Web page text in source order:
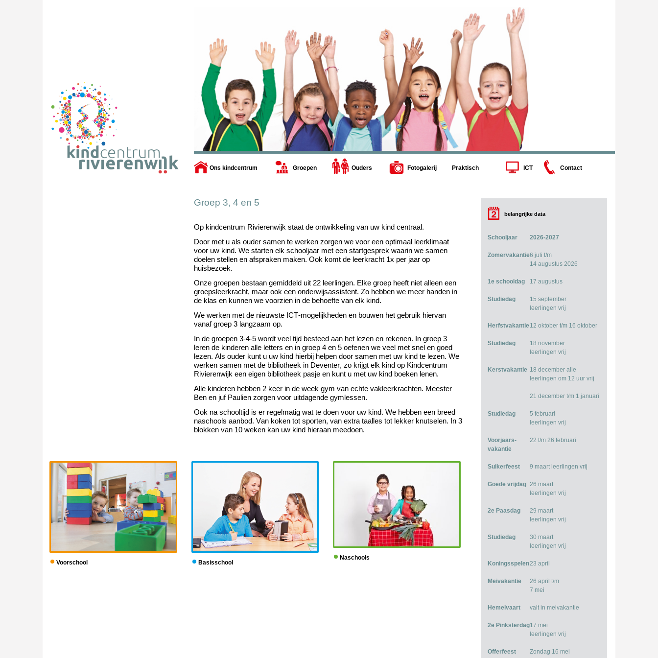
Ons kindcentrum Groepen Ouders Fotogalerij Praktisch ICT Contact
Groep 3, 4 en 5
Op kindcentrum Rivierenwijk staat de ontwikkeling van uw kind centraal.
Door met u als ouder samen te werken zorgen we voor een optimaal leerklimaat
voor uw kind. We starten elk schooljaar met een startgesprek waarin we samen
doelen stellen en afspraken maken. Ook komt de leerkracht 1x per jaar op
huisbezoek.
Onze groepen bestaan gemiddeld uit 22 leerlingen. Elke groep heeft niet alleen een
groepsleerkracht, maar ook een onderwijsassistent. Zo hebben we meer handen in
de klas en kunnen we voorzien in de behoefte van elk kind.
We werken met de nieuwste ICT-mogelijkheden en bouwen het gebruik hiervan
vanaf groep 3 langzaam op.
In de groepen 3-4-5 wordt veel tijd besteed aan het lezen en rekenen.
In groep 3
leren de kinderen alle letters en in groep 4 en 5 oefenen we veel met snel en goed
lezen. Als ouder kunt u uw kind hierbij helpen door samen met uw kind te lezen. We
werken samen met de bibliotheek in Deventer, zo krijgt elk kind op Kindcentrum
Rivierenwijk een eigen bibliotheek pasje en kunt u met uw kind boeken lenen.
Alle kinderen hebben 2 keer in de week gym van echte vakleerkrachten. Meester
Ben en juf Paulien zorgen voor uitdagende gymlessen.
Ook na schooltijd is er regelmatig wat te doen voor uw kind. We hebben een breed
naschools aanbod. Van koken tot sporten, van extra taalles tot lekker knutselen. In 3
blokken van 10 weken kan uw kind hieraan meedoen.
Voorschool Basisschool
Naschools
belangrijke data
Schooljaar 2026-2027
Zomervakantie6 juli t/m
14 augustus 2026
1e schooldag 17 augustus
Studiedag
15 september
leerlingen vrij
Herfstvakantie12 oktober t/m 16 oktober
Studiedag
18 november
leerlingen vrij
Kerstvakantie 18 december alle
leerlingen om 12 uur vrij
21 december t/m 1 januari
Studiedag
5 februari
leerlingen vrij
Voorjaars-
vakantie
22 t/m 26 februari
Suikerfeest 9 maart leerlingen vrij
Goede vrijdag 26 maart
leerlingen vrij
2e Paasdag
29 maart
leerlingen vrij
Studiedag
30 maart
leerlingen vrij
Koningsspelen23 april
Meivakantie
26 april t/m
7 mei
Hemelvaart valt in meivakantie
2e Pinksterdag17 mei
leerlingen vrij
Offerfeest Zondag 16 mei